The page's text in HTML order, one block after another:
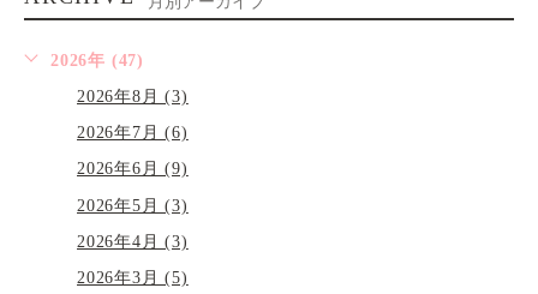
2026年 (47)
2026年8月 (3)
2026年7月 (6)
2026年6月 (9)
2026年5月 (3)
2026年4月 (3)
2026年3月 (5)